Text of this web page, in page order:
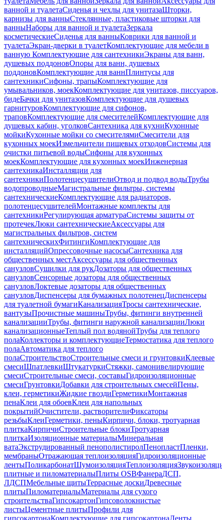
ванной и туалетаСиденья и чехлы для унитазаШторки,
карнизы для ванныСтеклянные, пластиковые шторки для
ванныНаборы для ванной и туалетаЗеркала
косметическиеСиденья для ванныКоврики для ванной и
туалетаЭкран-дверки в туалетКомплектующие для мебели в
ванную Комплектующие для сантехникиЭкраны для ванн,
душевых поддоновОпоры для ванн, душевых
поддоновКомплектующие для ваннПлинтусы для
сантехникиСифоны, трапыКомплектующие для
умывальников, моекКомплектующие для унитазов, писсуаров,
бидеБачки для унитазовКомплектующие для душевых
гарнитуровКомплектующие для сифонов,
траповКомплектующие для смесителейКомплектующие для
душевых кабин, уголковСантехника для кухниКухонные
мойкиКухонные мойки со смесителямиСмесители для
кухонных моекИзмельчители пищевых отходовСистемы для
очистки питьевой водыСифоны для кухонных
моекКомплектующие для кухонных моекИнженерная
сантехникаИнсталляции для
сантехникиПолотенцесушителиОтвод и подвод водыТрубы
водопроводныеМагистральные фильтры, системы
сантехническиеКомплектующие для радиаторов,
полотенцесушителейМонтажные комплекты для
сантехникиРегулирующая арматураСистемы защиты от
протечекЛюки сантехническиеАксессуары для
магистральных фильтров, систем
сантехническихФитингиКомплектующие для
инсталляцийОпрессовочные насосыСантехника для
общественных местАксессуары для общественных
санузловСушилки для рукДозаторы для общественных
санузловСенсорные дозаторы для общественных
санузловЛоктевые дозаторы для общественных
санузловДиспенсеры для бумажных полотенецДиспенсеры
для туалетной бумагиКанализацияТросы сантехнические,
вантузыПрочистные машиныТрубы, фитинги внутренней
канализацииТрубы, фитинги наружной канализацииЛюки
канализационныеТеплый пол водянойТрубы для теплого
полаКоллекторы и комплектующиеТермостатика для теплого
полаАвтоматика для теплого
полаСтроительствоСтроительные смеси и грунтовкиКлеевые
смесиШпатлевкиШтукатуркиСтяжки, самонивелирующие
смесиСтроительные смеси, составыГидроизоляционные
смесиГрунтовкиДобавки для строительных смесейПены,
клеи, герметикиЖидкие гвоздиГерметикиМонтажная
пенаКлеи для обоевКлеи для напольных
покрытийОчистители, растворителиФиксаторы
резьбыКлеиГерметики, пеныКирпичи, блоки, тротуарная
плиткаКирпичиСтроительные блокиТротуарная
плиткаИзоляционные материалыМинеральная
ватаЭкструдированный пенополистиролПенопластПленки,
мембраныОтражающая теплоизоляцияГидроизоляционные
лентыПоликарбонатШумоизоляцияТеплоизоляция
плитные и пиломатериалыПлиты OSBФанераДСП,
ЛДСПМебельные щитыТеррасные доскиДревесные
плитыПиломатериалыМатериалы для сухого
строительстваГипсокартонГипсоволокнистые
листыЦементные плитыПрофили для
гипсокартонаКомплектующие для гипсокартонаЛенты